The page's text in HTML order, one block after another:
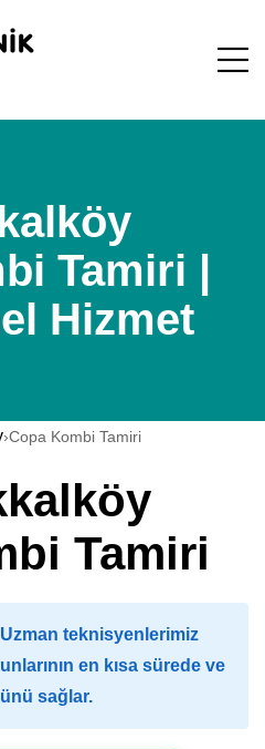
Tamiri |
Hizmet
›Copa Kombi Tamiri
Tamiri
Uzman teknisyenlerimiz
en kısa sürede ve
sağlar.